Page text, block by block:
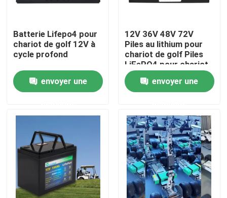
Contactez-nous
Demandez une citation
Batterie de centrale électrique portable
Puissance de la batterie de la moto
Batterie Lifepo4 pour
chariot de golf 12V à
cycle profond
envoyer une
12V 36V 48V 72V
Piles au lithium pour
chariot de golf Piles
LiFePO4 pour chariot
de golf
envoyer une